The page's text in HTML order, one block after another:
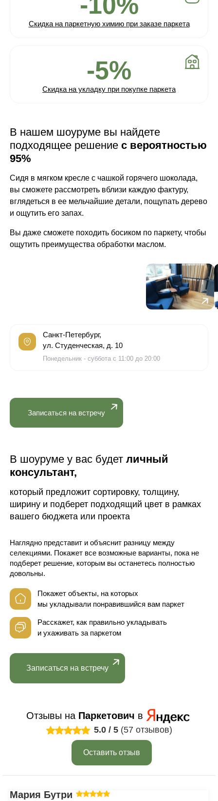
Скидка на паркетную химию при заказе паркета
-5%
Скидка на укладку при покупке паркета
В нашем шоуруме вы найдете
подходящее решение с вероятностью
95%
Сидя в мягком кресле с чашкой горячего шоколада,
вы сможете рассмотреть вблизи каждую фактуру,
вглядеться в ее мельчайшие детали, пощупать дерево
и ощутить его запах.
Вы даже сможете походить босиком по паркету, чтобы
ощутить преимущества обработки маслом.
Санкт-Петербург,
ул. Студенческая, д. 10
Понедельник - суббота с 11:00 до 20:00
Записаться на встречу
В шоуруме у вас будет личный
консультант,
который предложит сортировку, толщину,
ширину и подберет подходящий цвет в рамках
вашего бюджета или проекта
Наглядно представит и объяснит разницу между
селекциями. Покажет все возможные варианты, пока не
подберет решение, которым вы останетесь полностью
довольны.
Покажет объекты, на которых
мы укладывали понравившийся вам паркет
Расскажет, как правильно укладывать
и ухаживать за паркетом
Записаться на встречу
Отзывы на Паркетович в
5.0 / 5 (57 отзывов)
Оставить отзыв
Мария Бутрим